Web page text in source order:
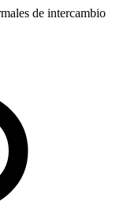
de intercambio